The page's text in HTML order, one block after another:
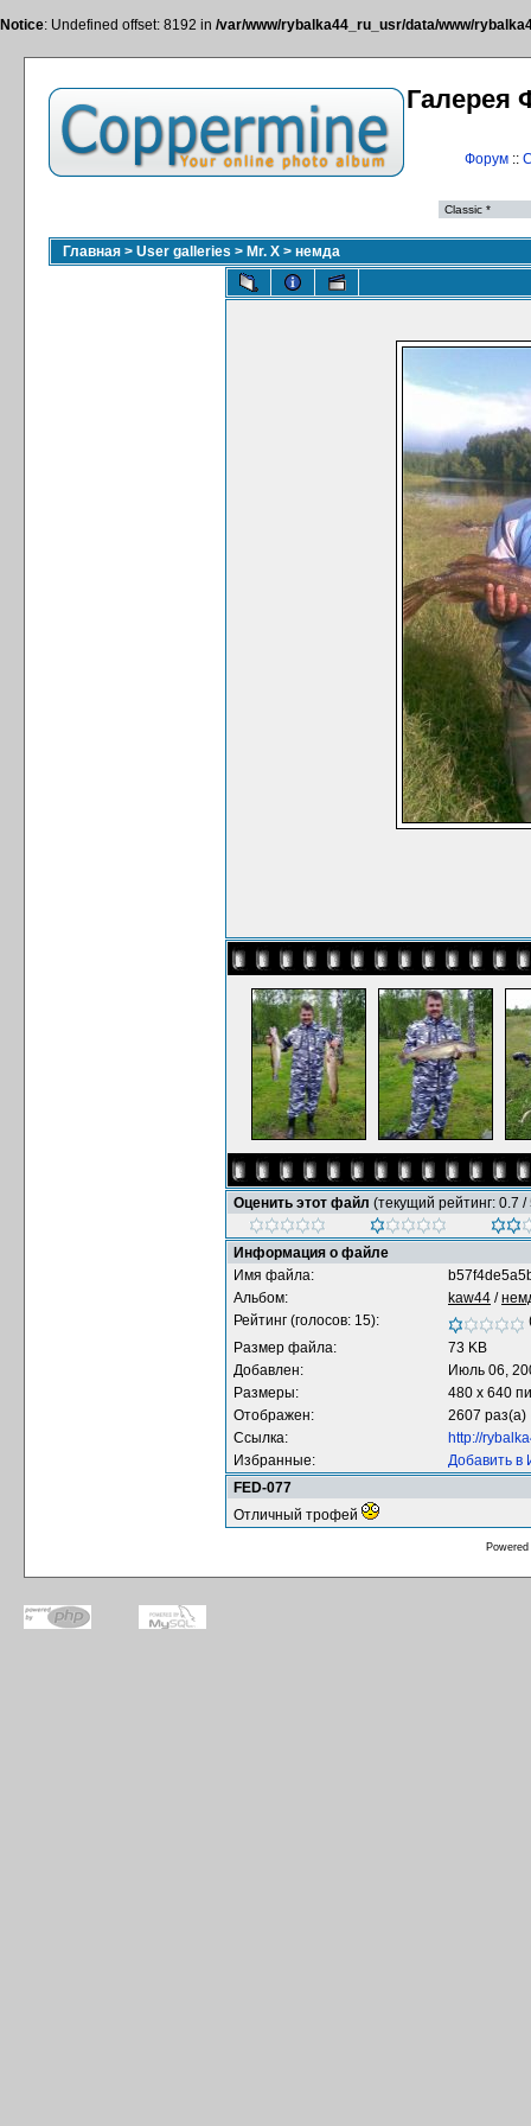
Notice: Undefined offset: 8192 in /var/www/rybalka44_ru_usr/data/www/
Галерея
Форум::
Главная > User galleries > Mr. X > немда
Оценить этот файл (текущий рейтинг: 0.7 /
Информация о файле
Имя файла:
Альбом:
kaw44 /
Рейтинг (голосов: 15):
Размер файла:
73 KB
Добавлен:
Июль 06,
Размеры:
480 x 640
Отображен:
2607 раз(а)
Ссылка:
http://
Избранные:
Добавить в
FED-077
Отличный трофей